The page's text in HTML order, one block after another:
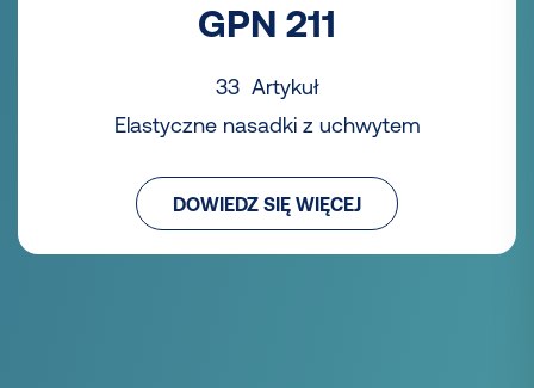
GPN 211
33 Artykuł
Elastyczne nasadki z uchwytem
DOWIEDZ SIĘ WIĘCEJ